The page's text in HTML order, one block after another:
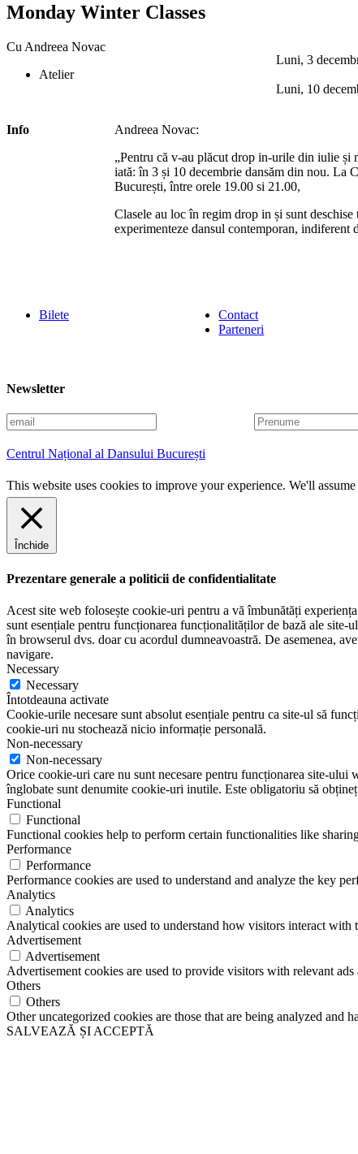
Monday Winter Classes
Cu Andreea Novac
Atelier
Luni, 3
Luni, 10
Info
Andreea Novac:
„Pentru că v-au plăcut drop in-urile din iulie și
iată: în 3 și 10 decembrie dansăm din nou. La
București, între orele 19.00 si 21.00,
Clasele au loc în regim drop in și sunt deschise
experimenteze dansul contemporan, indiferent
Bilete
Contact
Parteneri
Newsletter
E
m
a
i
l
P
r
u
m
Centrul Național al Dansului București
This website uses cookies to improve your experience. We'll
Închide
Prezentare generale a politicii de confidentialitate
Acest site web folosește cookie-uri pentru a vă îmbunătăți
sunt esențiale pentru funcționarea funcționalităților de bază ale
în browserul dvs. doar cu acordul dumneavoastră. De asemenea,
navigare.
Necessary
Necessary
Întotdeauna activate
Cookie-urile necesare sunt absolut esențiale pentru ca site-ul să
cookie-uri nu stochează nicio informație personală.
Non-necessary
Non-necessary
Orice cookie-uri care nu sunt necesare pentru funcționarea site-
înglobate sunt denumite cookie-uri inutile. Este obligatoriu să
Functional
Functional
Functional cookies help to perform certain functionalities like
Performance
Performance
Performance cookies are used to understand and analyze the key
Analytics
Analytics
Analytical cookies are used to understand how visitors interact
Advertisement
Advertisement
Advertisement cookies are used to provide visitors with relevant
Others
Others
Other uncategorized cookies are those that are being analyzed and
SALVEAZĂ ȘI ACCEPTĂ